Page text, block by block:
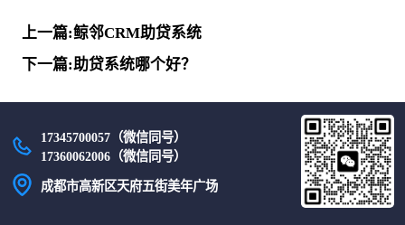
上一篇:鲸邻CRM助贷系统
下一篇:助贷系统哪个好？
17345700057（微信同号）
17360062006（微信同号）
成都市高新区天府五街美年广场